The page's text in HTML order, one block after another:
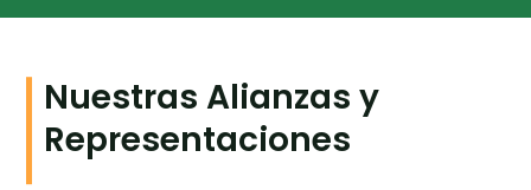
Nuestras Alianzas y
Representaciones